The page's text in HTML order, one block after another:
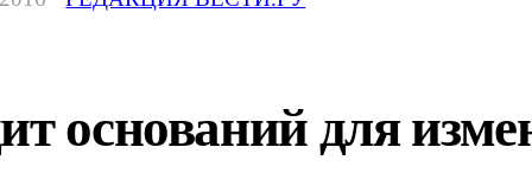
оснований для